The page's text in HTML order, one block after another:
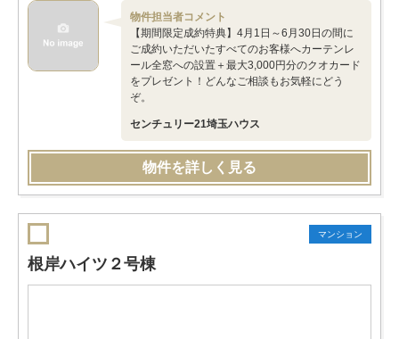
物件担当者コメント
【期間限定成約特典】4月1日～6月30日の間に
ご成約いただいたすべてのお客様へカーテンレ
ール全窓への設置＋最大3,000円分のクオカード
をプレゼント！どんなご相談もお気軽にどう
ぞ。
センチュリー21埼玉ハウス
物件を詳しく見る
マンション
根岸ハイツ２号棟